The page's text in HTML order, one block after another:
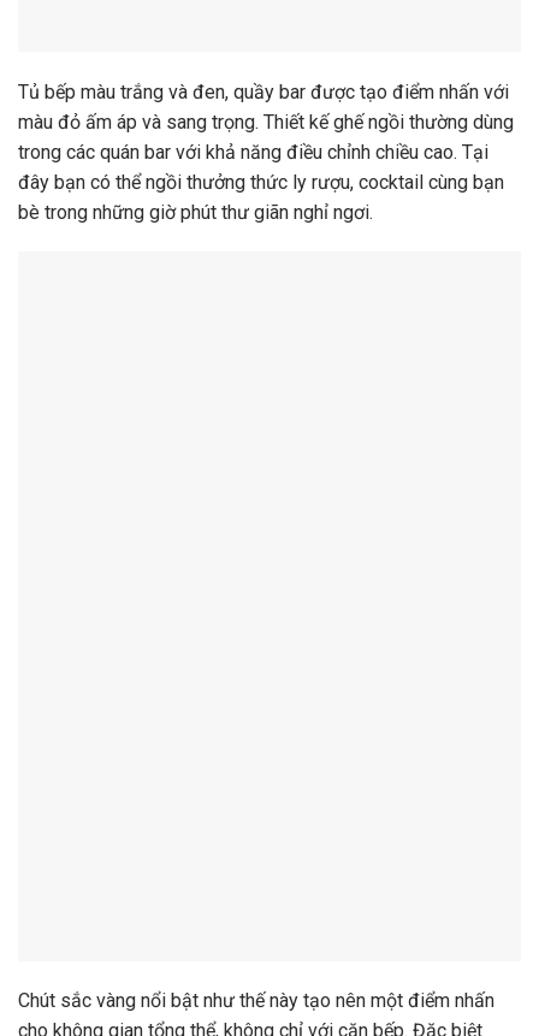
Tủ bếp màu trắng và đen, quầy bar được tạo điểm nhấn với
màu đỏ ấm áp và sang trọng. Thiết kế ghế ngồi thường dùng
trong các quán bar với khả năng điều chỉnh chiều cao. Tại
đây bạn có thể ngồi thưởng thức ly rượu, cocktail cùng bạn
bè trong những giờ phút thư giãn nghỉ ngơi.
Chút sắc vàng nổi bật như thế này tạo nên một điểm nhấn
cho không gian tổng thể, không chỉ với căn bếp. Đặc biệt